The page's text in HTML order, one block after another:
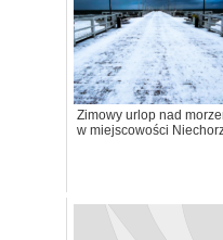
Zimowy urlop nad
w miejscowości